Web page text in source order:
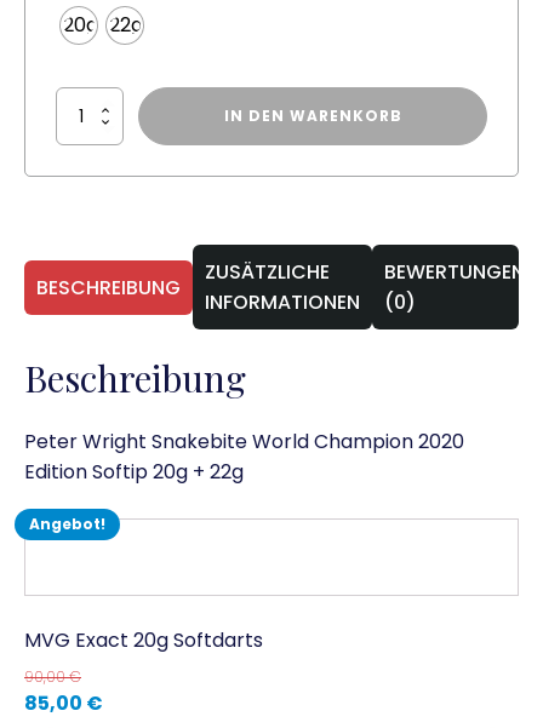
20g 22g
RDD
Snakebite
Softip
Menge
IN DEN WARENKORB
BESCHREIBUNG
ZUSÄTZLICHE
INFORMATIONEN
BEWERTUNGEN
(0)
Beschreibung
Peter Wright Snakebite World Champion 2020
Edition Softip 20g + 22g
Angebot!
MVG Exact 20g Softdarts
90,00€
85,00 €